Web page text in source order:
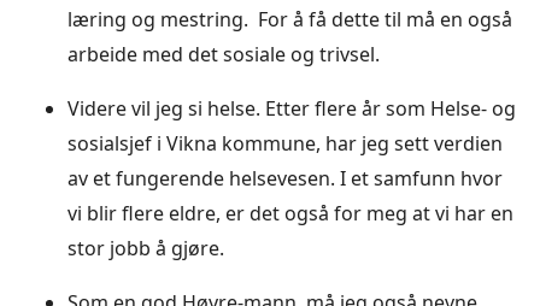
læring og mestring. For å få dette til må en også
arbeide med det sosiale og trivsel.
Videre vil jeg si helse. Etter flere år som Helse- og
sosialsjef i Vikna kommune, har jeg sett verdien
av et fungerende helsevesen. I et samfunn hvor
vi blir flere eldre, er det også for meg at vi har en
stor jobb å gjøre.